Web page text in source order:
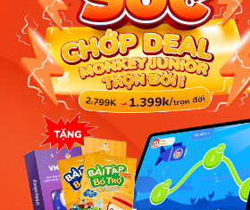
giáo viên trong Monkey Class
làphần mềm quản lý giáo
đến giải pháp hiệu quả cho